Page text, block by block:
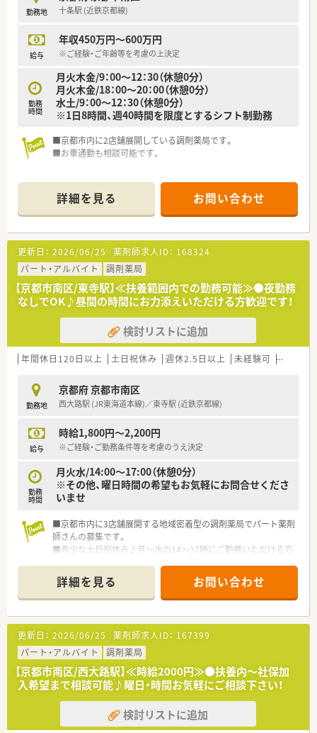
勤務地 十条駅 (近鉄京都線)
給与
年収450万円～600万円
※ご経験・ご年齢等を考慮の上決定
勤務
時間
月火木金/9：00～12：30（休憩0分）
月火木金/18：00～20：00（休憩0分）
水土/9：00～12：30（休憩0分）
※1日8時間、週40時間を限度とするシフト制勤務
■京都市内に2店舗展開している調剤薬局です。
■お車通勤も相談可能です。
詳細を見る お問い合わせ
更新日： 2026/06/25 薬剤師求人ID： 168324
パート・アルバイト
調剤薬局
【京都市南区/東寺駅】≪扶養範囲内での勤務可能≫●夜勤務
なしでOK♪昼間の時間にお力添えいただける方歓迎です！
検討リストに追加
年間休日120日以上 土日祝休み 週休2.5日以上 未経験可 ブラン
勤務地
京都府 京都市南区
西大路駅 (JR東海道本線)／東寺駅 (近鉄京都線)
給与
時給1,800円～2,200円
※ご経験・ご勤務条件等を考慮のうえ決定
勤務
時間
月火水/14:00～17:00（休憩0分）
※その他、曜日時間の希望もお気軽にお問合せくださ
いませ
■京都市内に3店舗展開する地域密着型の調剤薬局でパート薬剤
師さんの募集です。
■希少な土日祝休み♪月～水の14～17時にご勤務いただける方
午後から出勤！17時終業なので、夕方からのプライベートとの両
立もバッチリ！
■未経験の方もお受入れ可能◎アットホームな環境で教えて頂
けますので、ブランクをお持ちの方も安心してご勤務いただけま
す。
～その他、他店舗でも募集がございます。お気軽にご相談くださ
いませ～
詳細を見る お問い合わせ
更新日： 2026/06/25 薬剤師求人ID： 167399
パート・アルバイト
調剤薬局
【京都市南区/西大路駅】≪時給2000円≫●扶養内～社保加
入希望まで相談可能♪曜日・時間お気軽にご相談下さい！
検討リストに追加